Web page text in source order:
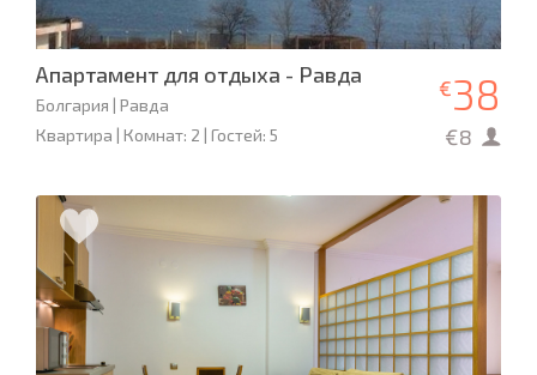
Апартамент для отдыха - Равда
Болгария | Равда
Квартира | Комнат: 2 | Гостей: 5
€38
€8